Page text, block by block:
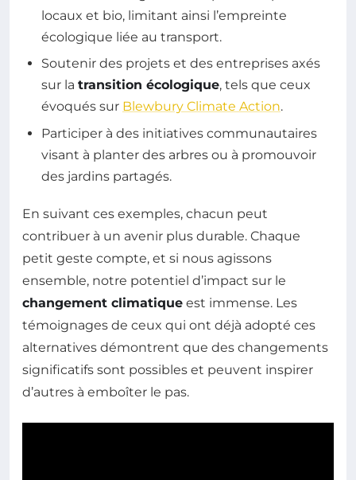
locaux et bio, limitant ainsi l’empreinte
écologique liée au transport.
Soutenir des projets et des entreprises axés
sur la transition écologique, tels que ceux
évoqués sur Blewbury Climate Action.
Participer à des initiatives communautaires
visant à planter des arbres ou à promouvoir
des jardins partagés.
En suivant ces exemples, chacun peut
contribuer à un avenir plus durable. Chaque
petit geste compte, et si nous agissons
ensemble, notre potentiel d’impact sur le
changement climatique est immense. Les
témoignages de ceux qui ont déjà adopté ces
alternatives démontrent que des changements
significatifs sont possibles et peuvent inspirer
d’autres à emboîter le pas.